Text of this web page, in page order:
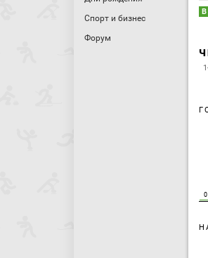
Спорт и бизнес
Форум
В
0